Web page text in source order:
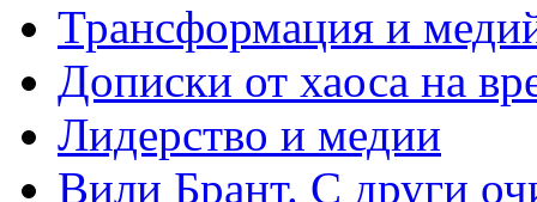
Трансформация и
Дописки от хаоса на
Лидерство и медии
Вили Брант. С други